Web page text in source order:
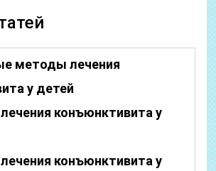
методы лечения
у детей
конъюнктивита у
конъюнктивита у